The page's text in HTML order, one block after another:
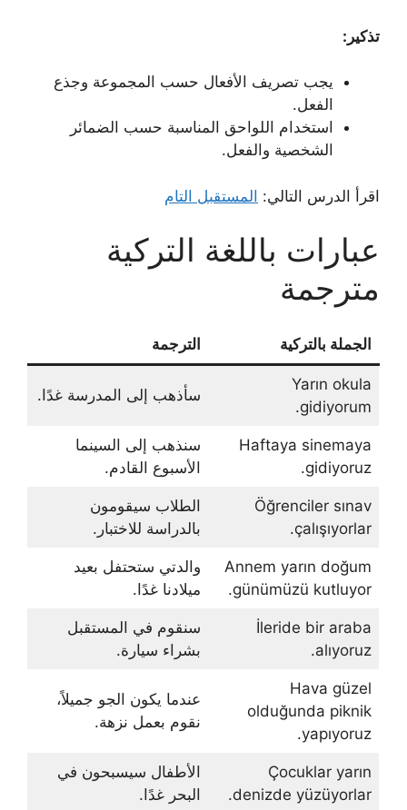
تذكير:
يجب تصريف الأفعال حسب المجموعة وجذع
الفعل.
استخدام اللواحق المناسبة حسب الضمائر
الشخصية والفعل.
اقرأ الدرس التالي: المستقبل التام
عبارات باللغة التركية
مترجمة
الجملة بالتركية الترجمة
Yarın okula
gidiyorum.
سأذهب إلى المدرسة غدًا.
Haftaya sinemaya
gidiyoruz.
سنذهب إلى السينما
الأسبوع القادم.
Öğrenciler sınav
çalışıyorlar.
الطلاب سيقومون
بالدراسة للاختبار.
Annem yarın doğum
günümüzü kutluyor.
والدتي ستحتفل بعيد
ميلادنا غدًا.
İleride bir araba
alıyoruz.
سنقوم في المستقبل
بشراء سيارة.
Hava güzel
olduğunda piknik
yapıyoruz.
عندما يكون الجو جميلاً،
نقوم بعمل نزهة.
Çocuklar yarın
denizde yüzüyorlar.
الأطفال سيسبحون في
البحر غدًا.